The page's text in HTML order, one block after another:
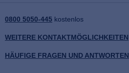
0800 5050-445 kostenlos
WEITERE KONTAKTMÖGLICHKEITEN
HÄUFIGE FRAGEN UND ANTWORTEN